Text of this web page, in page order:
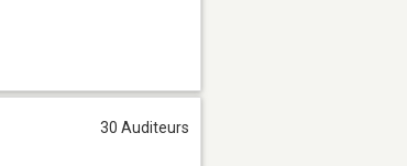
30 Auditeurs